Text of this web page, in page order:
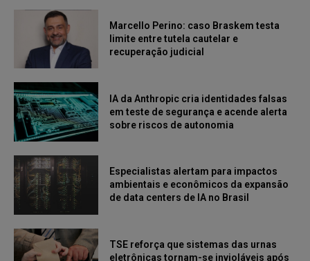
Marcello Perino: caso Braskem testa
limite entre tutela cautelar e
recuperação judicial
IA da Anthropic cria identidades falsas
em teste de segurança e acende alerta
sobre riscos de autonomia
Especialistas alertam para impactos
ambientais e econômicos da expansão
de data centers de IA no Brasil
TSE reforça que sistemas das urnas
eletrônicas tornam-se invioláveis após